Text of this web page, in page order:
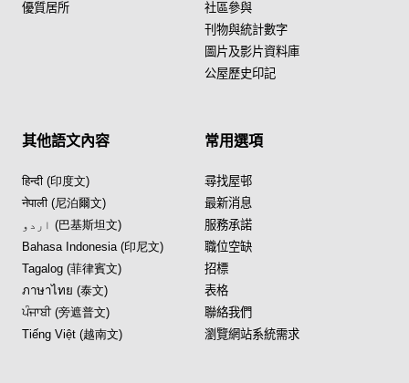
優質居所
社區參與
刊物與統計數字
圖片及影片資料庫
公屋歷史印記
其他語文內容
हिन्दी (印度文)
नेपाली (尼泊爾文)
اردو (巴基斯坦文)
Bahasa Indonesia (印尼文)
Tagalog (菲律賓文)
ภาษาไทย (泰文)
ਪੰਜਾਬੀ (旁遮普文)
Tiếng Việt (越南文)
常用選項
尋找屋邨
最新消息
服務承諾
職位空缺
招標
表格
聯絡我們
瀏覽網站系統需求